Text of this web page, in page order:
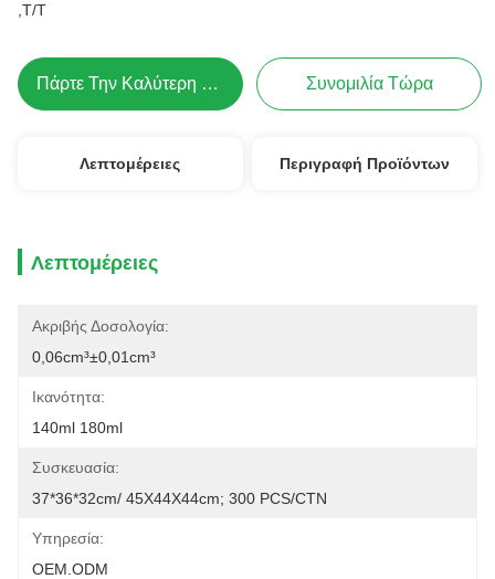
,Τ/Τ
Πάρτε Την Καλύτερη Τιμή Συνομιλία Τώρα
Λεπτομέρειες Περιγραφή Προϊόντων
Λεπτομέρειες
Ακριβής Δοσολογία:
0,06cm³±0,01cm³
Ικανότητα:
140ml 180ml
Συσκευασία:
37*36*32cm/ 45X44X44cm; 300 PCS/CTN
Υπηρεσία:
OEM.ODM